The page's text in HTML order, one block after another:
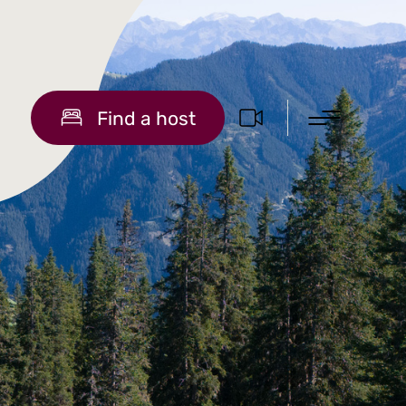
Find a host